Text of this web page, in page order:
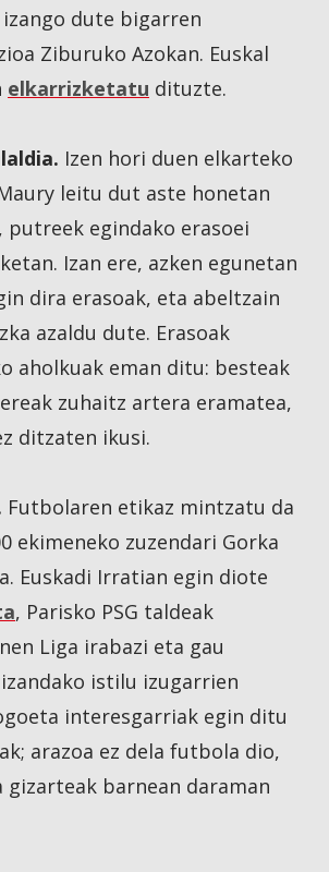
dute bigarren
Ziburuko Azokan. Euskal
elkarrizketatu dituzte.
Izen hori duen elkarteko
leitu dut aste honetan
putreek egindako erasoei
Izan ere, azken egunetan
dira erasoak, eta abeltzain
azaldu dute. Erasoak
aholkuak eman ditu: besteak
zuhaitz artera eramatea,
ditzaten ikusi.
Futbolaren etikaz mintzatu da
ekimeneko zuzendari Gorka
Euskadi Irratian egin diote
, Parisko PSG taldeak
Liga irabazi eta gau
istilu izugarrien
interesgarriak egin ditu
arazoa ez dela futbola dio,
gizarteak barnean daraman